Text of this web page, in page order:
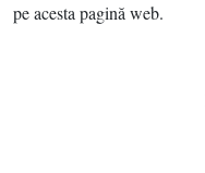
pe acesta pagină web.